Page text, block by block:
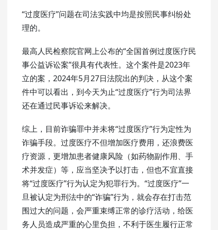
“过度医疗”问题在司法实践中均是按照民事纠纷处
理的。
最高人民检察院官网上公布的“全国首例过度医疗民
事公益诉讼案”很具有代表性。这个案件是2023年
立的案，2024年5月27日法院出的判决，从这个案
件中可以看出，到今天为止“过度医疗”行为司法界
还在通过民事诉讼来解决。
综上，目前诈骗罪中并未将“过度医疗”行为定性为
诈骗手段。过度医疗不但增加医疗费用，还浪费医
疗资源，更增加患者健康风险（如药物副作用、手
术并发症）等，应当坚决予以打击，但也不宜直接
将“过度医疗”行为认定为犯罪行为。“过度医疗”一
旦被认定为刑法中的“诈骗”行为，就会存在打击范
围过大的问题，会严重束缚正常的诊疗活动，给医
务人员造成严重的心里负担，不利于医生履行正常